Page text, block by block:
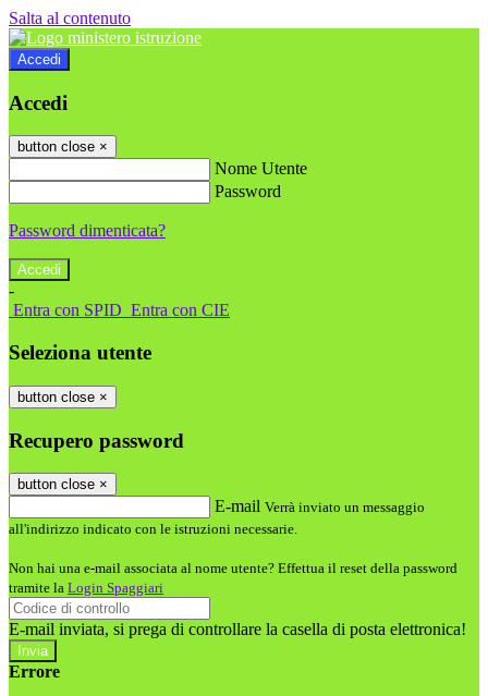
Salta al contenuto
Accedi
Accedi
button close ×
Nome Utente
Password
Password dimenticata?
-
Entra con SPID Entra con CIE
Seleziona utente
button close ×
Recupero password
button close ×
E-mail Verrà inviato un messaggio
all'indirizzo indicato con le istruzioni necessarie.
Non hai una e-mail associata al nome utente? Effettua il reset della password
tramite la Login Spaggiari
E-mail inviata, si prega di controllare la casella di posta elettronica!
Errore